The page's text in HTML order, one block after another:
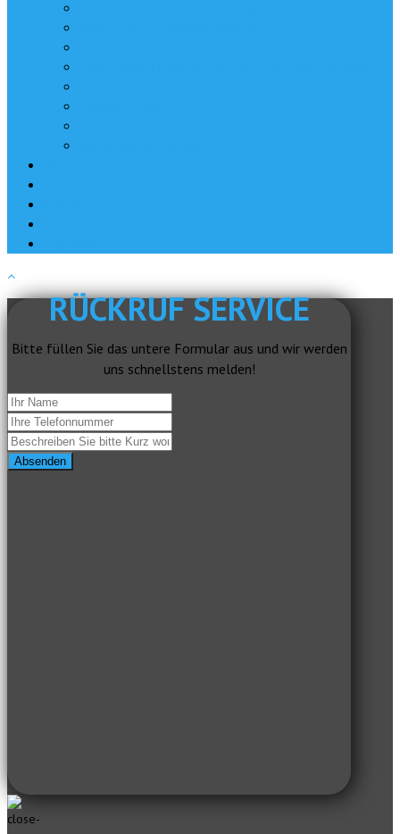
RÜCKRUF SERVICE
Bitte füllen Sie das untere Formular aus und wir werden
uns schnellstens melden!
Absenden